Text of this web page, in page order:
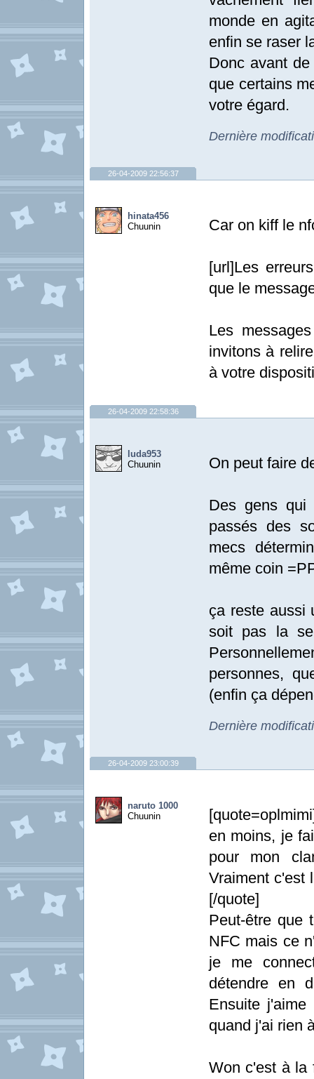
monde en
enfin se raser
Donc avant
que certains
votre égard.
Dernière
26-04-2009 22:56:37
hinata456
Chuunin
Car on kiff le
[url]Les
que le
Les
invitons à
à votre
26-04-2009 22:58:36
luda953
Chuunin
On peut faire
Des gens qui
passés des
mecs
même coin
ça reste aussi
soit pas la
personnes,
(enfin ça
Dernière
26-04-2009 23:00:39
naruto 1000
Chuunin
en moins, je
pour mon
Vraiment c'est
[/quote]
Peut-être que
NFC mais ce
je me
détendre en
Ensuite
quand j'ai rien
Won c'est à la